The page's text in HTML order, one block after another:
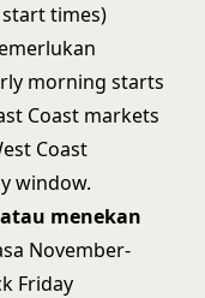
start times)
morning starts
Coast markets
Coast
window.
menekan
November-
Friday